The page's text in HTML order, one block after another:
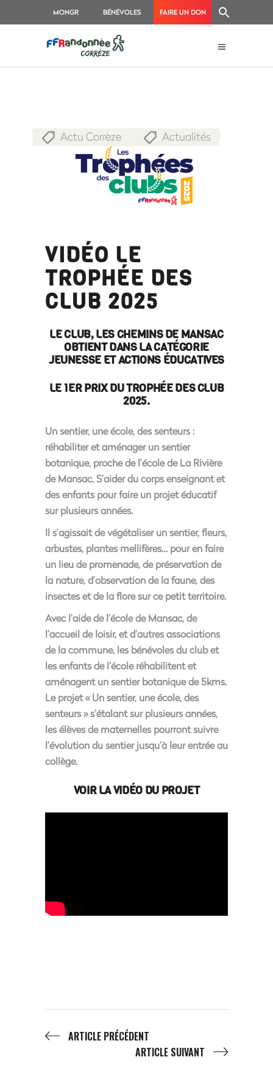
MONGR BÉNÉVOLES FAIRE UN DON
Actu Corrèze Actualités
VIDÉO LE
TROPHÉE DES
CLUB 2025
LE CLUB, LES CHEMINS DE MANSAC
OBTIENT DANS LA CATÉGORIE
JEUNESSE ET ACTIONS ÉDUCATIVES
LE 1ER PRIX DU TROPHÉE DES CLUB
2025.
Un sentier, une école, des senteurs:
réhabiliter et aménager un sentier
botanique, proche de l’école de La Rivière
de Mansac. S’aider du corps enseignant et
des enfants pour faire un projet éducatif
sur plusieurs années.
Il s’agissait de végétaliser un sentier, fleurs,
arbustes, plantes mellifères… pour en faire
un lieu de promenade, de préservation de
la nature, d’observation de la faune, des
insectes et de la flore sur ce petit territoire.
Avec l’aide de l’école de Mansac, de
l’accueil de loisir, et d’autres associations
de la commune, les bénévoles du club et
les enfants de l’école réhabilitent et
aménagent un sentier botanique de 5kms.
Le projet « Un sentier, une école, des
senteurs » s’étalant sur plusieurs années,
les élèves de maternelles pourront suivre
l’évolution du sentier jusqu’à leur entrée au
collège.
VOIR LA VIDÉO DU PROJET
ARTICLE PRÉCÉDENT
ARTICLE SUIVANT